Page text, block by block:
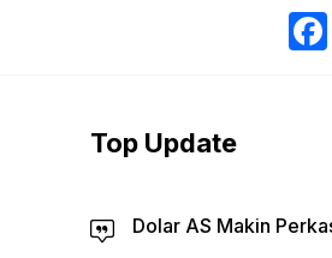
Top Update
Dolar AS Makin